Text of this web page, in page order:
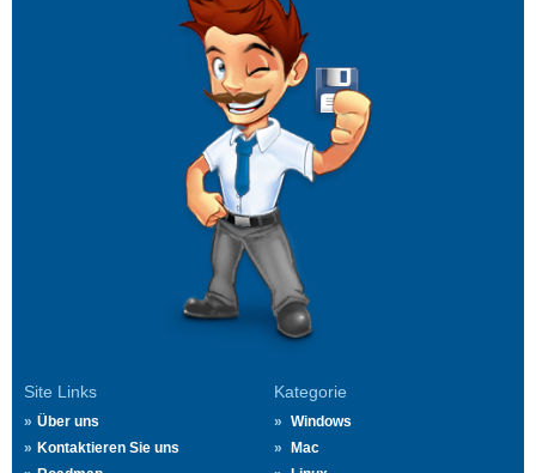
Site Links
Über uns
Kontaktieren Sie uns
Kategorie
Windows
Mac